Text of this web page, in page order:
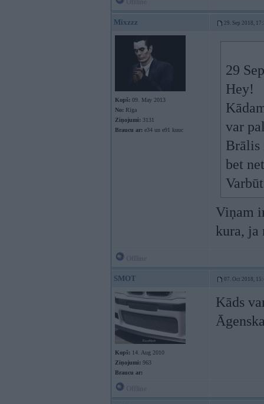
Mixzzz 29. Sep 2018,
Kopš: 09. May 2013
No: Rīga
Ziņojumi: 3131
Braucu ar: e34 un e91 kuuc
29
Hey!
var
Brālis
bet
Viņam
kura, ja
SMOT 07. Oct 2018,
Kopš: 14. Aug 2010
Ziņojumi: 963
Braucu ar:
Kāds